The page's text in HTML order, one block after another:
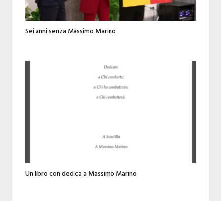
Sei anni senza Massimo Marino
Un libro con dedica a Massimo Marino